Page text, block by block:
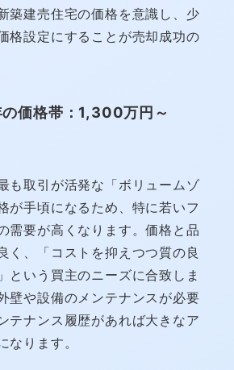
築建売住宅の価格を意識し、少
格設定にすることが売却成功の
価格帯：1,300万円～
も取引が活発な「ボリュームゾ
が手頃になるため、特に若いフ
需要が高くなります。価格と品
く、「コストを抑えつつ質の良
という買主のニーズに合致しま
壁や設備のメンテナンスが必要
テナンス履歴があれば大きなア
なります。